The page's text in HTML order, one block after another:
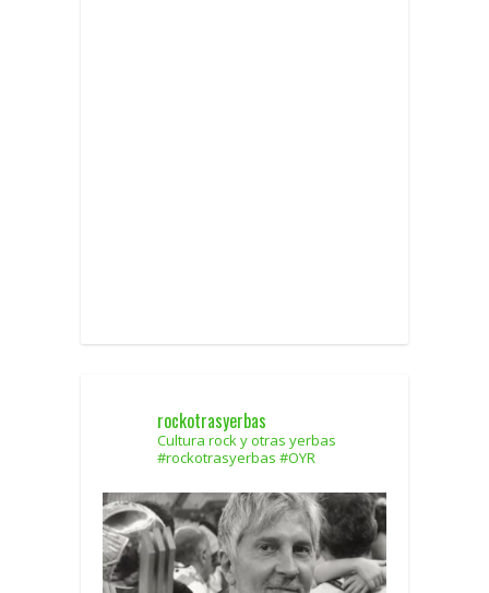
rockotrasyerbas
Cultura rock y otras yerbas
#rockotrasyerbas #OYR